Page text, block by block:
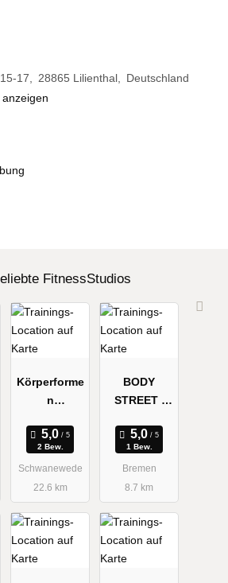
17 28865 Lilienthal
Deutschland
anzeigen
FitnessStudios
Körperforme
n
de EMS
Studio
2 Bew.
Schwanewede
22.6 km
BODY
STREET |
Bahnhofsvo
rstadt | EMS
Training
1 Bew.
Bremen
8.7 km